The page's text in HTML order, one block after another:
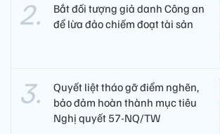
Bắt đối tượng giả danh Công an
để lừa đảo chiếm đoạt tài sản
Quyết liệt tháo gỡ điểm nghẽn,
bảo đảm hoàn thành mục tiêu
Nghị quyết 57-NQ/TW